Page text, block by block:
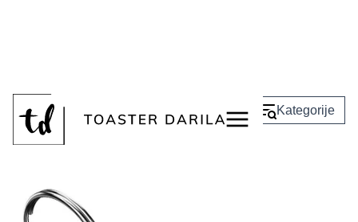
Nazaj Kategorije